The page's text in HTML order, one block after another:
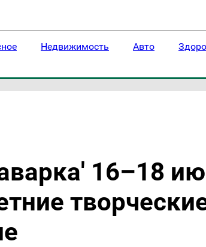
Недвижимость Авто
16–18